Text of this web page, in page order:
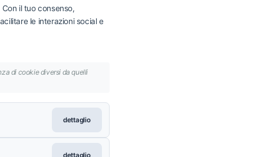
il tuo consenso,
le interazioni social e
di cookie diversi da quelli
dettaglio
dettaglio